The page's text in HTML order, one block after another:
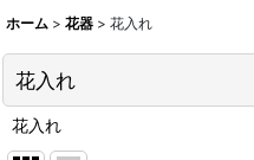
ホーム > 花器 > 花入れ
花入れ
花入れ